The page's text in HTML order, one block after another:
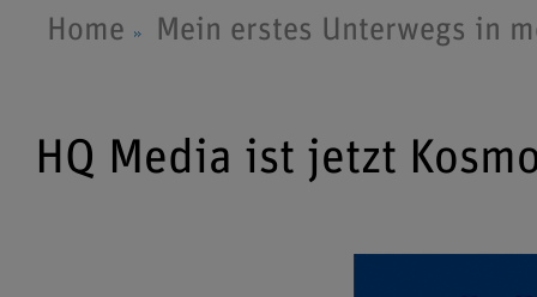
Home Mein erstes Unterwegs in
HQ Media ist jetzt